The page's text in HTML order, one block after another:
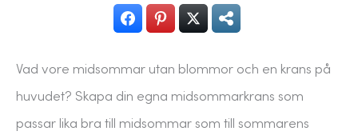
Vad vore midsommar utan blommor och en krans på
huvudet? Skapa din egna midsommarkrans som
passar lika bra till midsommar som till sommarens